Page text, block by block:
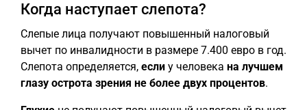
Когда наступает слепота?
Слепые лица получают повышенный налоговый
вычет по инвалидности в размере 7.400 евро в год.
Слепота определяется, если у человека на лучшем
глазу острота зрения не более двух процентов.